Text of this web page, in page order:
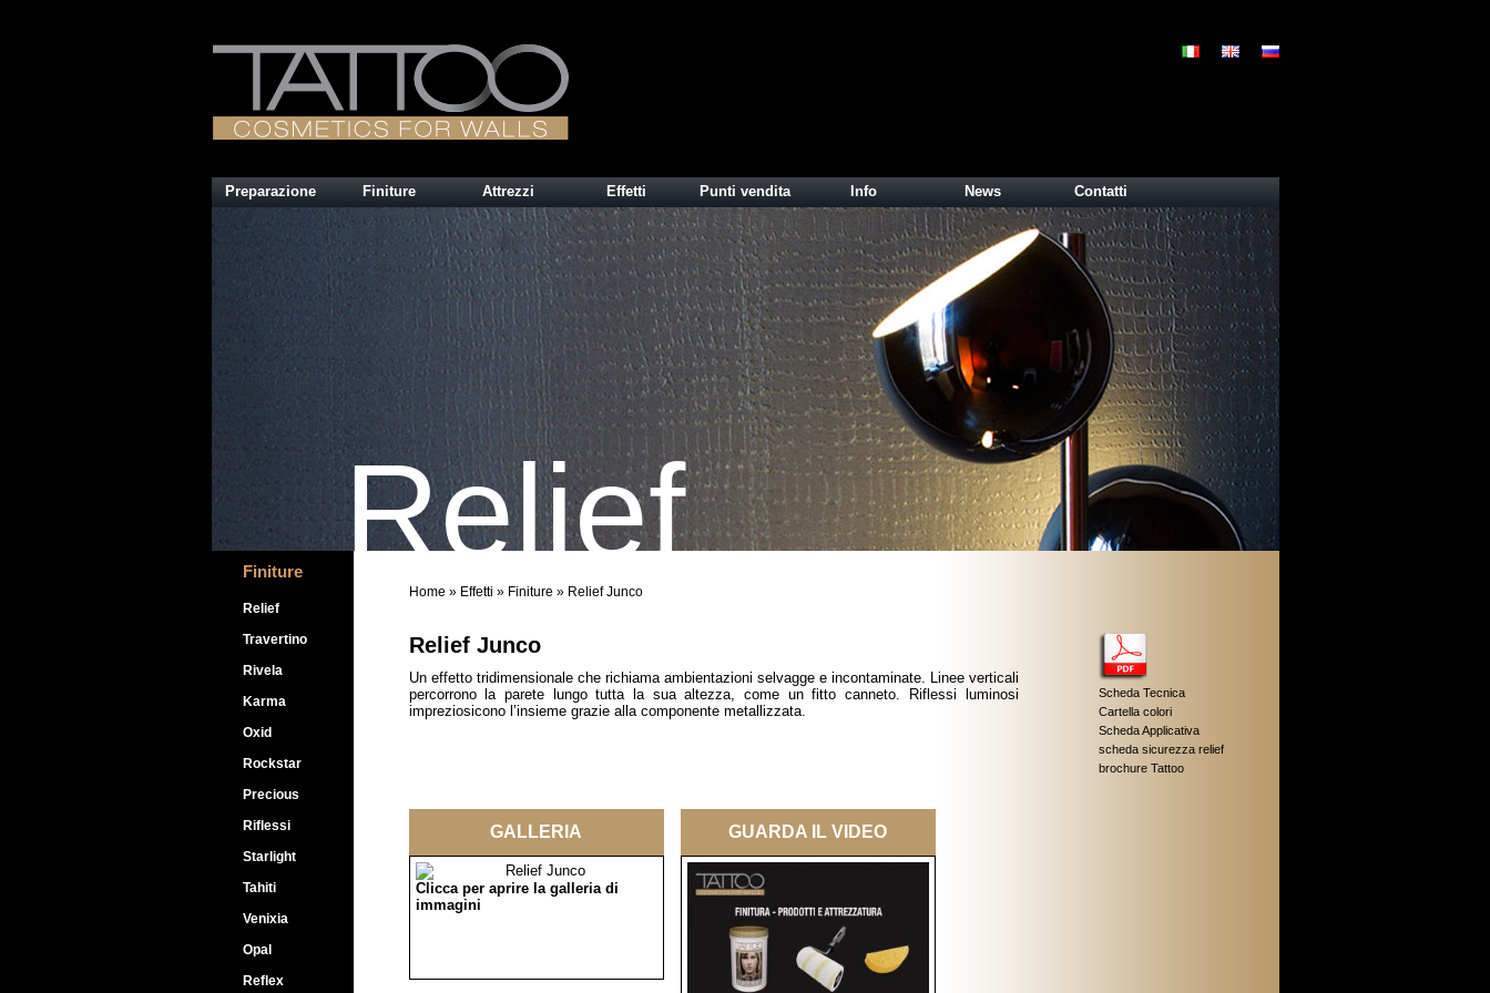
Preparazione Finiture Attrezzi Effetti Punti vendita Info News Contatti
Finiture
Relief
Travertino
Rivela
Karma
Oxid
Rockstar
Precious
Riflessi
Starlight
Tahiti
Venixia
Opal
Reflex
Relief
Home » Effetti » Finiture » Relief Junco
Relief Junco
Un effetto tridimensionale che richiama ambientazioni selvagge e incontaminate. Linee verticali
percorrono la parete lungo tutta la sua altezza, come un fitto canneto. Riflessi luminosi
impreziosicono l’insieme grazie alla componente metallizzata.
Scheda Tecnica
Cartella colori
Scheda Applicativa
scheda sicurezza relief
brochure Tattoo
GALLERIA
Clicca per aprire la galleria di
immagini
GUARDA IL VIDEO